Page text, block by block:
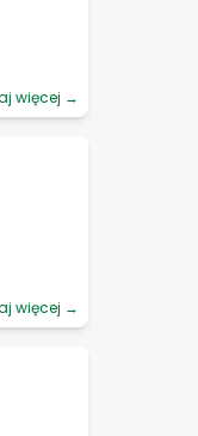
więcej →
więcej →